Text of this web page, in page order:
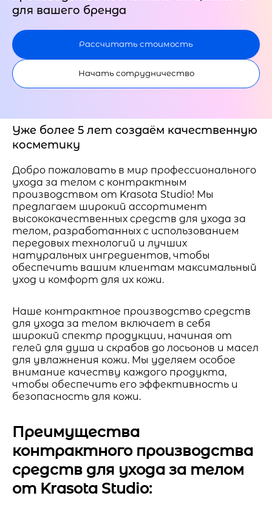
для вашего бренда
Рассчитать стоимость
Начать сотрудничество
Уже более 5 лет создаём качественную
косметику
Добро пожаловать в мир профессионального
ухода за телом с контрактным
производством от Krasota Studio! Мы
предлагаем широкий ассортимент
высококачественных средств для ухода за
телом, разработанных с использованием
передовых технологий и лучших
натуральных ингредиентов, чтобы
обеспечить вашим клиентам максимальный
уход и комфорт для их кожи.
Наше контрактное производство средств
для ухода за телом включает в себя
широкий спектр продукции, начиная от
гелей для душа и скрабов до лосьонов и масел
для увлажнения кожи. Мы уделяем особое
внимание качеству каждого продукта,
чтобы обеспечить его эффективность и
безопасность для кожи.
Преимущества
контрактного производства
средств для ухода за телом
от Krasota Studio: